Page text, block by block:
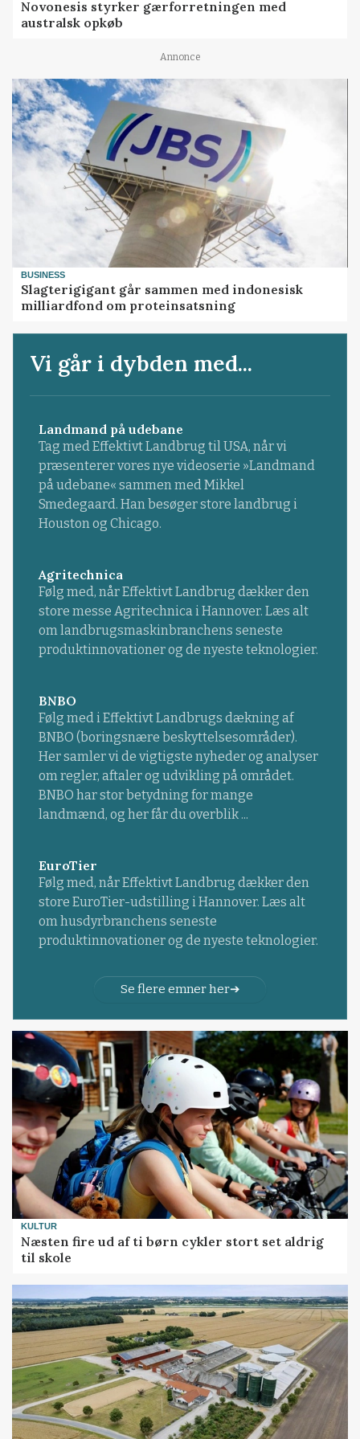
Novonesis styrker gærforretningen med
australsk opkøb
Annonce
BUSINESS
Slagterigigant går sammen med indonesisk
milliardfond om proteinsatsning
Vi går i dybden med...
Landmand på udebane
Tag med Effektivt Landbrug til USA, når vi
præsenterer vores nye videoserie »Landmand
på udebane« sammen med Mikkel
Smedegaard. Han besøger store landbrug i
Houston og Chicago.
Agritechnica
Følg med, når Effektivt Landbrug dækker den
store messe Agritechnica i Hannover. Læs alt
om landbrugsmaskinbranchens seneste
produktinnovationer og de nyeste teknologier.
BNBO
Følg med i Effektivt Landbrugs dækning af
BNBO (boringsnære beskyttelsesområder).
Her samler vi de vigtigste nyheder og analyser
om regler, aftaler og udvikling på området.
BNBO har stor betydning for mange
landmænd, og her får du overblik ...
EuroTier
Følg med, når Effektivt Landbrug dækker den
store EuroTier-udstilling i Hannover. Læs alt
om husdyrbranchens seneste
produktinnovationer og de nyeste teknologier.
Se flere emner her
KULTUR
Næsten fire ud af ti børn cykler stort set aldrig
til skole